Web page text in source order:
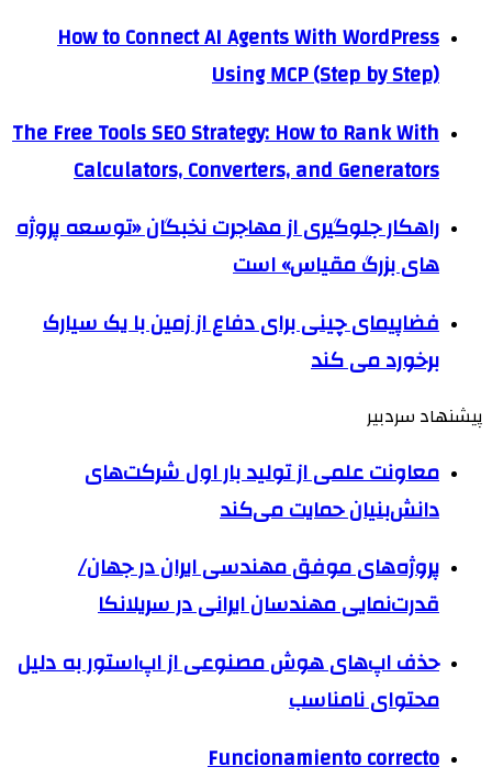
How to Connect AI Agents With WordPress
Using MCP (Step by Step)
The Free Tools SEO Strategy: How to Rank With
Calculators, Converters, and Generators
راهکار جلوگیری از مهاجرت نخبگان «توسعه پروژه
های بزرگ مقیاس» است
فضاپیمای چینی برای دفاع از زمین با یک سیارک
برخورد می کند
پیشنهاد سردبیر
معاونت علمی از تولید بار اول شرکت‌های
دانش‌بنیان حمایت می‌کند
پروژه‌های موفق مهندسی ایران در جهان/
قدرت‌نمایی مهندسان ایرانی در سریلانکا
حذف اپ‌های هوش مصنوعی از اپ‌استور به دلیل
محتوای نامناسب
Funcionamiento correcto